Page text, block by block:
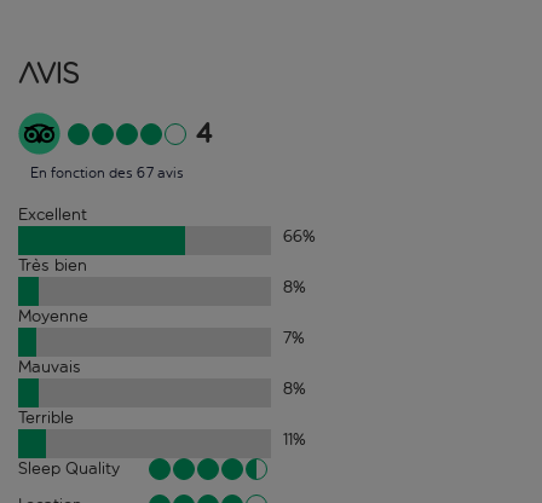
Avis
4
En fonction des 67 avis
Excellent
66%
Très bien
8%
Moyenne
7%
Mauvais
8%
Terrible
11%
Sleep Quality